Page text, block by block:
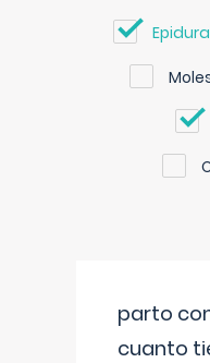
parto
cuanto